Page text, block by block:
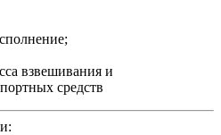
взвешивания и
средств